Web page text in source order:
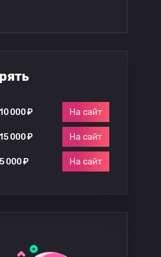
10 000 ₽ На сайт
15 000 ₽ На сайт
5 000 ₽ На сайт